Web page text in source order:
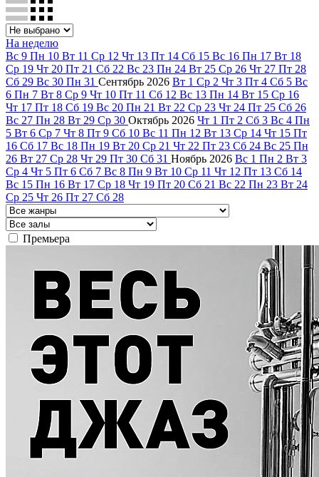
На неделю
Вс 9 Пн 10 Вт 11 Ср 12 Чт 13 Пт 14 Сб 15 Вс 16 Пн 17 Вт 18
Ср 19 Чт 20 Пт 21 Сб 22 Вс 23 Пн 24 Вт 25 Ср 26 Чт 27 Пт 28
Сб 29 Вс 30 Пн 31 Сентябрь 2026 Вт 1 Ср 2 Чт 3 Пт 4 Сб 5 Вс
6 Пн 7 Вт 8 Ср 9 Чт 10 Пт 11 Сб 12 Вс 13 Пн 14 Вт 15 Ср 16
Чт 17 Пт 18 Сб 19 Вс 20 Пн 21 Вт 22 Ср 23 Чт 24 Пт 25 Сб 26
Вс 27 Пн 28 Вт 29 Ср 30 Октябрь 2026 Чт 1 Пт 2 Сб 3 Вс 4 Пн
5 Вт 6 Ср 7 Чт 8 Пт 9 Сб 10 Вс 11 Пн 12 Вт 13 Ср 14 Чт 15 Пт
16 Сб 17 Вс 18 Пн 19 Вт 20 Ср 21 Чт 22 Пт 23 Сб 24 Вс 25 Пн
26 Вт 27 Ср 28 Чт 29 Пт 30 Сб 31 Ноябрь 2026 Вс 1 Пн 2 Вт 3
Ср 4 Чт 5 Пт 6 Сб 7 Вс 8 Пн 9 Вт 10 Ср 11 Чт 12 Пт 13 Сб 14
Вс 15 Пн 16 Вт 17 Ср 18 Чт 19 Пт 20 Сб 21 Вс 22 Пн 23 Вт 24
Ср 25 Чт 26 Пт 27 Сб 28
Премьера